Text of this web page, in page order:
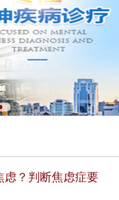
虑？判断焦虑症要